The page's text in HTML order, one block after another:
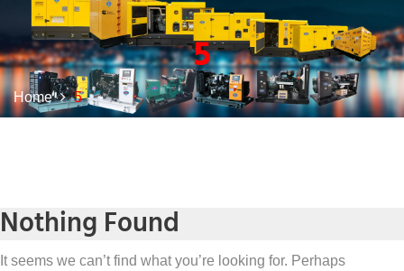
5
Home 5
Nothing Found
It seems we can’t find what you’re looking for. Perhaps